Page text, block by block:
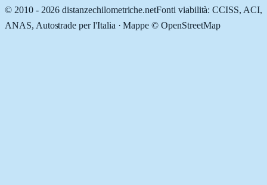
© 2010 - 2026 distanzechilometriche.netFonti viabilità: CCISS, ACI,
ANAS, Autostrade per l'Italia · Mappe © OpenStreetMap